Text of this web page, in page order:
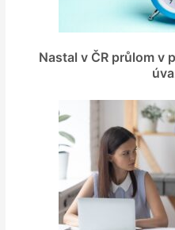
Nastal v ČR průlom v